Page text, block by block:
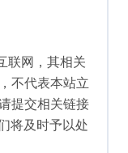
联网，其相关
不代表本站立
提交相关链接
将及时予以处